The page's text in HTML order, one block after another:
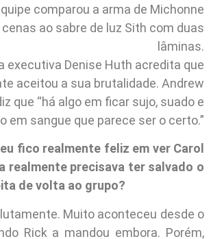
comparou a arma de Michonne
ao sabre de luz Sith com duas
lâminas.
executiva Denise Huth acredita que
aceitou a sua brutalidade. Andrew
que “há algo em ficar sujo, suado e
em sangue que parece ser o certo.”
fico realmente feliz em ver Carol
realmente precisava ter salvado o
de volta ao grupo?
Muito aconteceu desde o
Rick a mandou embora. Porém,